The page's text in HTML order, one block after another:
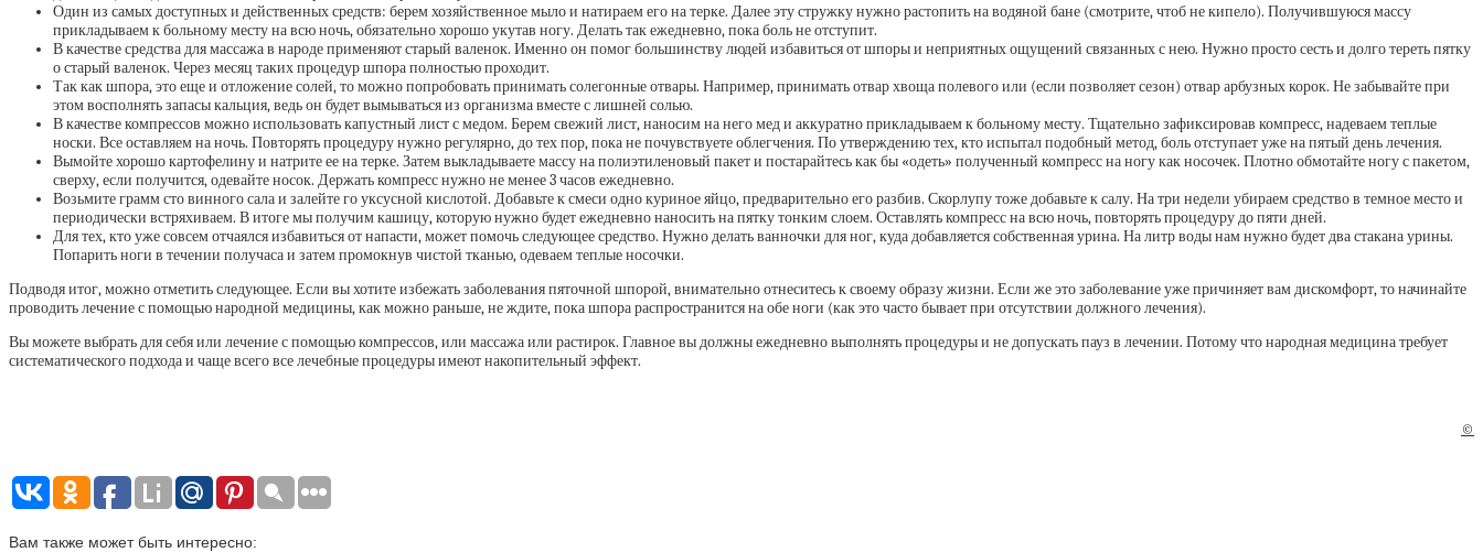
Один из самых доступных и действенных средств: берем хозяйственное мыло и натираем его на терке. Далее эту стружку нужно растопить на водяной бане (смотрите, чтоб не кипело). Получившуюся массу
прикладываем к больному месту на всю ночь, обязательно хорошо укутав ногу. Делать так ежедневно, пока боль не отступит.
В качестве средства для массажа в народе применяют старый валенок. Именно он помог большинству людей избавиться от шпоры и неприятных ощущений связанных с нею. Нужно просто сесть и долго тереть пятку
о старый валенок. Через месяц таких процедур шпора полностью проходит.
Так как шпора, это еще и отложение солей, то можно попробовать принимать солегонные отвары. Например, принимать отвар хвоща полевого или (если позволяет сезон) отвар арбузных корок. Не забывайте при
этом восполнять запасы кальция, ведь он будет вымываться из организма вместе с лишней солью.
В качестве компрессов можно использовать капустный лист с медом. Берем свежий лист, наносим на него мед и аккуратно прикладываем к больному месту. Тщательно зафиксировав компресс, надеваем теплые
носки. Все оставляем на ночь. Повторять процедуру нужно регулярно, до тех пор, пока не почувствуете облегчения. По утверждению тех, кто испытал подобный метод, боль отступает уже на пятый день лечения.
Вымойте хорошо картофелину и натрите ее на терке. Затем выкладываете массу на полиэтиленовый пакет и постарайтесь как бы «одеть» полученный компресс на ногу как носочек. Плотно обмотайте ногу с пакетом,
сверху, если получится, одевайте носок. Держать компресс нужно не менее 3 часов ежедневно.
Возьмите грамм сто винного сала и залейте го уксусной кислотой. Добавьте к смеси одно куриное яйцо, предварительно его разбив. Скорлупу тоже добавьте к салу. На три недели убираем средство в темное место и
периодически встряхиваем. В итоге мы получим кашицу, которую нужно будет ежедневно наносить на пятку тонким слоем. Оставлять компресс на всю ночь, повторять процедуру до пяти дней.
Для тех, кто уже совсем отчаялся избавиться от напасти, может помочь следующее средство. Нужно делать ванночки для ног, куда добавляется собственная урина. На литр воды нам нужно будет два стакана урины.
Попарить ноги в течении получаса и затем промокнув чистой тканью, одеваем теплые носочки.
Подводя итог, можно отметить следующее. Если вы хотите избежать заболевания пяточной шпорой, внимательно отнеситесь к своему образу жизни. Если же это заболевание уже причиняет вам дискомфорт, то начинайте
проводить лечение с помощью народной медицины, как можно раньше, не ждите, пока шпора распространится на обе ноги (как это часто бывает при отсутствии должного лечения).
Вы можете выбрать для себя или лечение с помощью компрессов, или массажа или растирок. Главное вы должны ежедневно выполнять процедуры и не допускать пауз в лечении. Потому что народная медицина требует
систематического подхода и чаще всего все лечебные процедуры имеют накопительный эффект.
©
Вам также может быть интересно: